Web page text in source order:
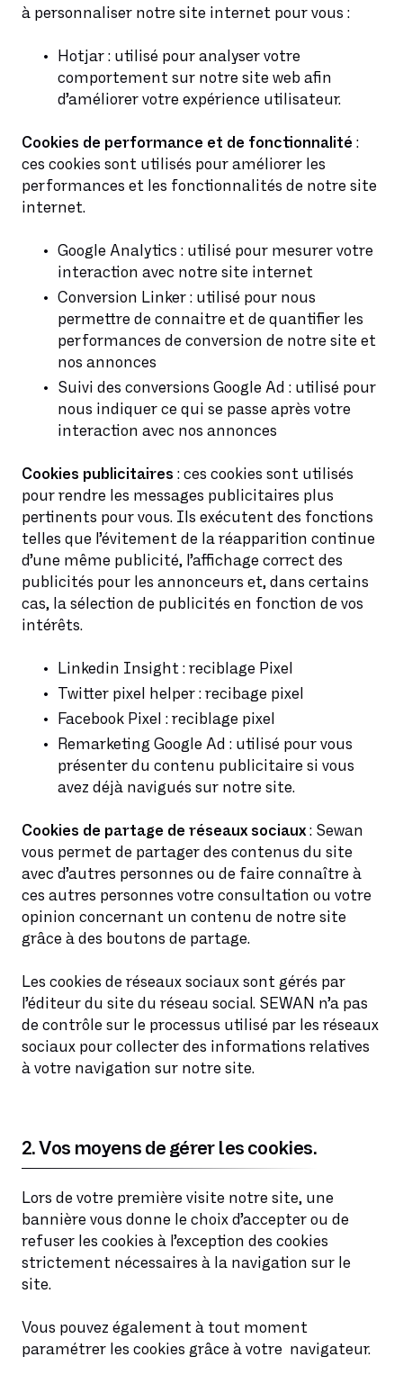
à personnaliser notre site internet pour vous :
Hotjar : utilisé pour analyser votre
comportement sur notre site web afin
d’améliorer votre expérience utilisateur.
Cookies de performance et de fonctionnalité :
ces cookies sont utilisés pour améliorer les
performances et les fonctionnalités de notre site
internet.
Google Analytics : utilisé pour mesurer votre
interaction avec notre site internet
Conversion Linker : utilisé pour nous
permettre de connaitre et de quantifier les
performances de conversion de notre site et
nos annonces
Suivi des conversions Google Ad : utilisé pour
nous indiquer ce qui se passe après votre
interaction avec nos annonces
Cookies publicitaires : ces cookies sont utilisés
pour rendre les messages publicitaires plus
pertinents pour vous. Ils exécutent des fonctions
telles que l’évitement de la réapparition continue
d’une même publicité, l’affichage correct des
publicités pour les annonceurs et, dans certains
cas, la sélection de publicités en fonction de vos
intérêts.
Linkedin Insight : reciblage Pixel
Twitter pixel helper : recibage pixel
Facebook Pixel : reciblage pixel
Remarketing Google Ad : utilisé pour vous
présenter du contenu publicitaire si vous
avez déjà navigués sur notre site.
Cookies de partage de réseaux sociaux : Sewan
vous permet de partager des contenus du site
avec d’autres personnes ou de faire connaître à
ces autres personnes votre consultation ou votre
opinion concernant un contenu de notre site
grâce à des boutons de partage.
Les cookies de réseaux sociaux sont gérés par
l’éditeur du site du réseau social. SEWAN n’a pas
de contrôle sur le processus utilisé par les réseaux
sociaux pour collecter des informations relatives
à votre navigation sur notre site.
2. Vos moyens de gérer les cookies.
Lors de votre première visite notre site, une
bannière vous donne le choix d’accepter ou de
refuser les cookies à l’exception des cookies
strictement nécessaires à la navigation sur le
site.
Vous pouvez également à tout moment
paramétrer les cookies grâce à votre navigateur.